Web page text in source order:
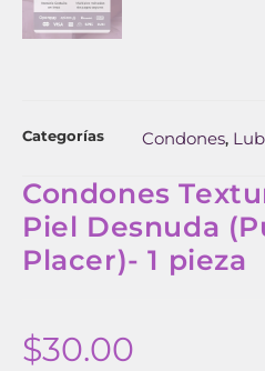
Categorías Condones,
Condones
Piel Desnuda
Placer)- 1 pieza
$30.00